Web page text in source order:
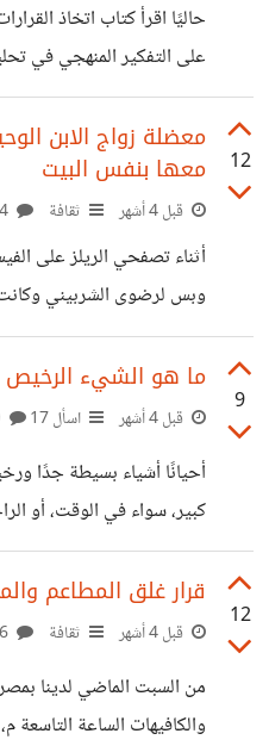
والخروج والتجمعات،
أجواءه الخاصة شاركونا
حاليًا اقرأ كتاب اتخاذ
على التفكير المنهجي في
الإدارة والعمل. هذا الكتاب
سيعجبني من البداية،
ومتحمسة لإنهائه. ما قرأته
العقل، والتفكير الفعال،
بعض المعضلات لحلها ربما
قليلًا. والآن شاركونا ما
12
معضلة زواج الابن
معها بنفس البيت
قبل 4 أشهر ثقافة
أثناء تصفحي الريلز على
وبس لرضوى الشربيني
من سنتين تقريبًا، وتقريبا
أن يتزوجوا وتعيش معهم
تعيش بعيد عنه، وهي لن
تعمل وتساعد خطيبها
لو غرفة واحدة، والمذيعة
منفصلتين فوق
9
ما هو الشيء الرخيص
قبل 4 أشهر اسأل I/O17 تعليق
أحيانًا أشياء بسيطة جدًا
كبير، سواء في الوقت، أو
فمثلًا المشي من الأشياء
المستوى النفسي والبدني.
المنزل، مثل النعناع
12
قرار غلق المطاعم
قبل 4 أشهر ثقافة
من السبت الماضي لدينا
والكافيهات الساعة